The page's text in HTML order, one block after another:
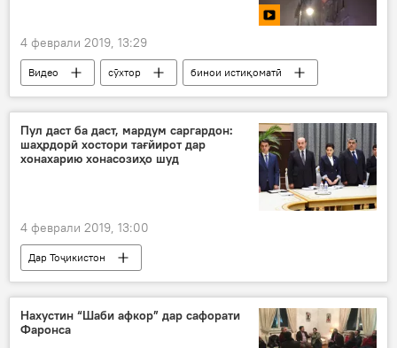
4 феврали 2019, 13:29
Видео сӯхтор
бинои истиқоматӣ
Дар Русия
Маскав
Пул даст ба даст, мардум саргардон:
шаҳрдорӣ хостори тағйирот дар
хонахарию хонасозиҳо шуд
4 феврали 2019, 13:00
Дар Тоҷикистон
Нахустин “Шаби афкор” дар сафорати
Фаронса